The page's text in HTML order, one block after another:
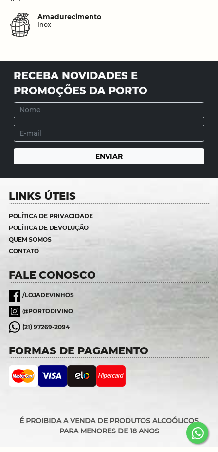
Amadurecimento
Inox
RECEBA NOVIDADES E
PROMOÇÕES DA PORTO
LINKS ÚTEIS
POLÍTICA DE PRIVACIDADE
POLÍTICA DE DEVOLUÇÃO
QUEM SOMOS
CONTATO
FALE CONOSCO
/LOJADEVINHOS
@PORTODIVINO
(21) 97269-2094
FORMAS DE PAGAMENTO
É PROIBIDA A VENDA DE PRODUTOS ALCOÓLICOS
PARA MENORES DE 18 ANOS